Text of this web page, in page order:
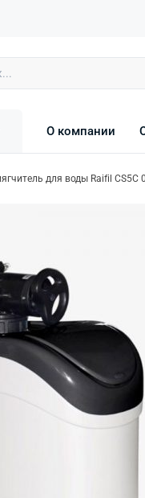
О компании
для воды Raifil СS5C